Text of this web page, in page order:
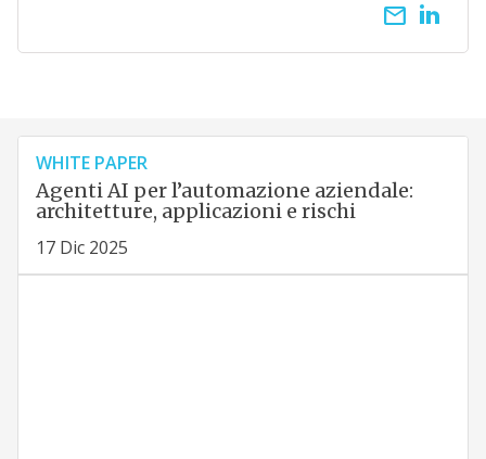
email
WHITE PAPER
Agenti AI per l’automazione aziendale:
architetture, applicazioni e rischi
17 Dic 2025